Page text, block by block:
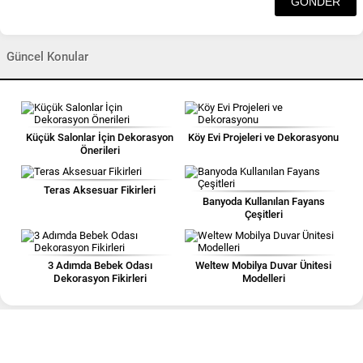
Güncel Konular
Küçük Salonlar İçin Dekorasyon
Önerileri
Köy Evi Projeleri ve Dekorasyonu
Teras Aksesuar Fikirleri
Banyoda Kullanılan Fayans
Çeşitleri
3 Adımda Bebek Odası
Dekorasyon Fikirleri
Weltew Mobilya Duvar Ünitesi
Modelleri